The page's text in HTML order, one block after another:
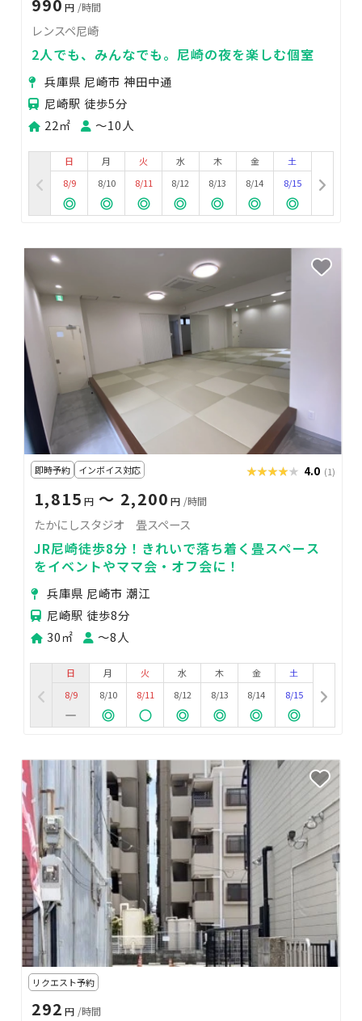
990 円 /時間
レンスペ尼崎
2人でも、みんなでも。尼崎の夜を楽しむ個室
兵庫県 尼崎市 神田中通
尼崎駅 徒歩5分
22㎡
〜10人
日
8/9
月
8/10
火
8/11
水
8/12
木
8/13
金
8/14
土
8/15
即時予約 インボイス対応 ★★★★★
★★★★★ 4.0 (1)
1,815 円〜 2,200 円 /時間
たかにしスタジオ 畳スペース
JR尼崎徒歩8分！きれいで落ち着く畳スペース
をイベントやママ会・オフ会に！
兵庫県 尼崎市 潮江
尼崎駅 徒歩8分
30㎡
〜8人
日
8/9
月
8/10
火
8/11
水
8/12
木
8/13
金
8/14
土
8/15
リクエスト予約
292 円 /時間